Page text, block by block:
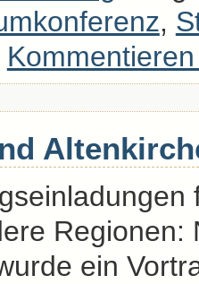
,
Regionen:
ein